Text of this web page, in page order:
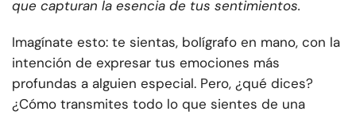
que capturan la esencia de tus sentimientos.
Imagínate esto: te sientas, bolígrafo en mano, con la
intención de expresar tus emociones más
profundas a alguien especial. Pero, ¿qué dices?
¿Cómo transmites todo lo que sientes de una